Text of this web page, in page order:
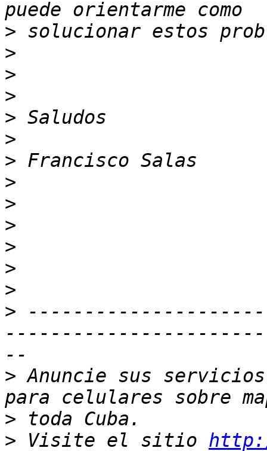
>
>
>
>
>
>
>
>
>
>
>
>
>
>
> Anuncie sus servicios
>
> Visite el sitio